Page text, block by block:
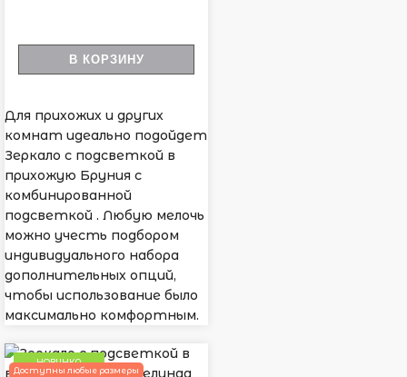
В КОРЗИНУ
Для прихожих и других
комнат идеально подойдет
Зеркало с подсветкой в
прихожую Бруния с
комбинированной
подсветкой . Любую мелочь
можно учесть подбором
индивидуального набора
дополнительных опций,
чтобы использование было
максимально комфортным.
НОВИНКА
Доступны любые размеры